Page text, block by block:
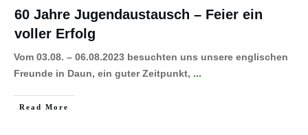
60 Jahre Jugendaustausch – Feier ein
voller Erfolg
Vom 03.08. – 06.08.2023 besuchten uns unsere englischen
Freunde in Daun, ein guter Zeitpunkt, ...
Read More